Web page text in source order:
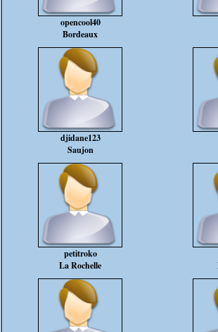
opencool40
Bordeaux
djidane123
Saujon
petitroko
La Rochelle